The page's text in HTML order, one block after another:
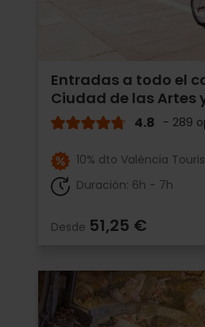
Entradas a todo el
Ciudad de las Artes
4.8 - 289
10% dto València
Duración: 6h - 7h
Desde 51,25 €